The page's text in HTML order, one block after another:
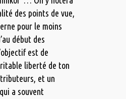
des points de vue,
pour le moins
début des
est de
liberté de ton
et un
a souvent